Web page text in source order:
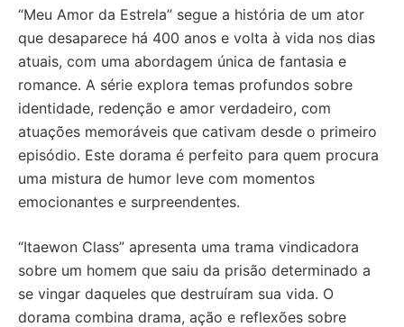
“Meu Amor da Estrela” segue a história de um ator
que desaparece há 400 anos e volta à vida nos dias
atuais, com uma abordagem única de fantasia e
romance. A série explora temas profundos sobre
identidade, redenção e amor verdadeiro, com
atuações memoráveis que cativam desde o primeiro
episódio. Este dorama é perfeito para quem procura
uma mistura de humor leve com momentos
emocionantes e surpreendentes.
“Itaewon Class” apresenta uma trama vindicadora
sobre um homem que saiu da prisão determinado a
se vingar daqueles que destruíram sua vida. O
dorama combina drama, ação e reflexões sobre